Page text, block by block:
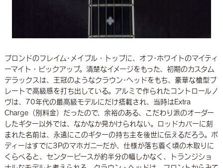
ブロンドのフレイム･メイプル・トップに、オフ･ホワイトのマイティ
ーマイト・ピックアップ。清楚なイメージをもった、初期のカスタム
デラックスは、王冠のようなクラウン･ヘッドをもち、豪華な槍型プ
レートで高級感を打ち出している。アルミで作られたコントロールノ
ヴは、70年代の最高級モデルにだけ搭載され、当時はExtra
Charge（別料金）だったので、余裕のある、こだわり派のオーダー
したギター以外では、なかなか見かけられない。ロッドカバーに刻
まれた名前は、永遠にこのギターの持ち主を後世に伝えるだろう。ボ
ディーはすでに3Pのマホガニーだが、仕様が落ち着く頃の木取りに
くらべると、センターピースが約半分の幅しかなく、トランジショ